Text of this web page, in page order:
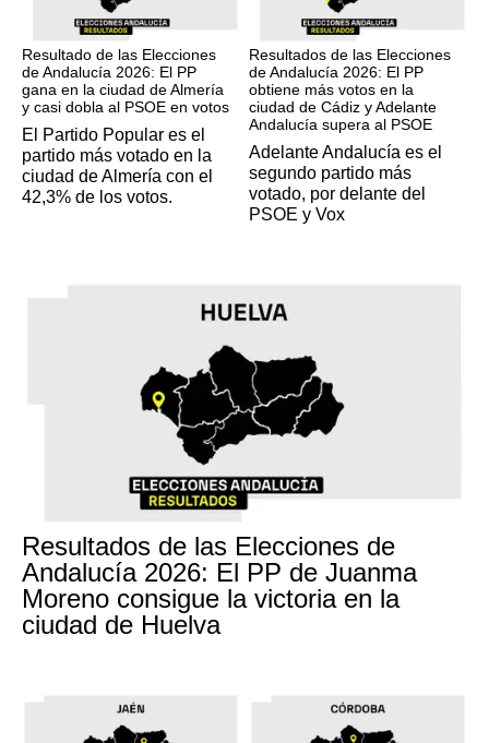
Resultado de las Elecciones
de Andalucía 2026: El PP
gana en la ciudad de Almería
y casi dobla al PSOE en votos
El Partido Popular es el
partido más votado en la
ciudad de Almería con el
42,3% de los votos.
Resultados de las Elecciones
de Andalucía 2026: El PP
obtiene más votos en la
ciudad de Cádiz y Adelante
Andalucía supera al PSOE
Adelante Andalucía es el
segundo partido más
votado, por delante del
PSOE y Vox
Resultados de las Elecciones de
Andalucía 2026: El PP de Juanma
Moreno consigue la victoria en la
ciudad de Huelva